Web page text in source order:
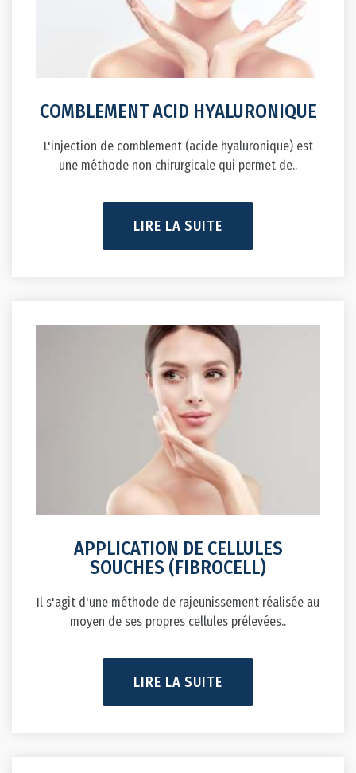
COMBLEMENT ACID HYALURONIQUE
L'injection de comblement (acide hyaluronique) est
une méthode non chirurgicale qui permet de..
LIRE LA SUITE
APPLICATION DE CELLULES
SOUCHES (FIBROCELL)
Il s'agit d'une méthode de rajeunissement réalisée au
moyen de ses propres cellules prélevées..
LIRE LA SUITE